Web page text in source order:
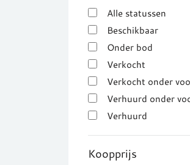
Alle statussen
Beschikbaar
Onder bod
Verkocht
Verkocht onder
Verhuurd onder
Verhuurd
Koopprijs